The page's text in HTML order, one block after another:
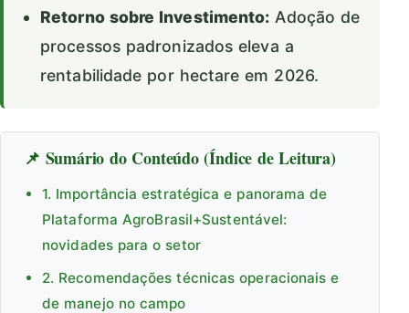
Retorno sobre Investimento: Adoção de
processos padronizados eleva a
rentabilidade por hectare em 2026.
📌 Sumário do Conteúdo (Índice de Leitura)
1. Importância estratégica e panorama de
Plataforma AgroBrasil+Sustentável:
novidades para o setor
2. Recomendações técnicas operacionais e
de manejo no campo